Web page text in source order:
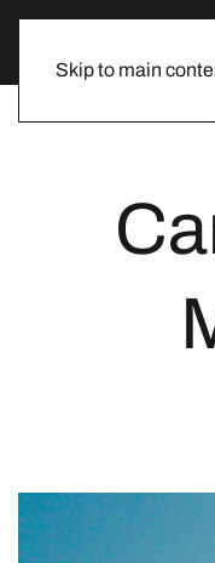
Skip to main